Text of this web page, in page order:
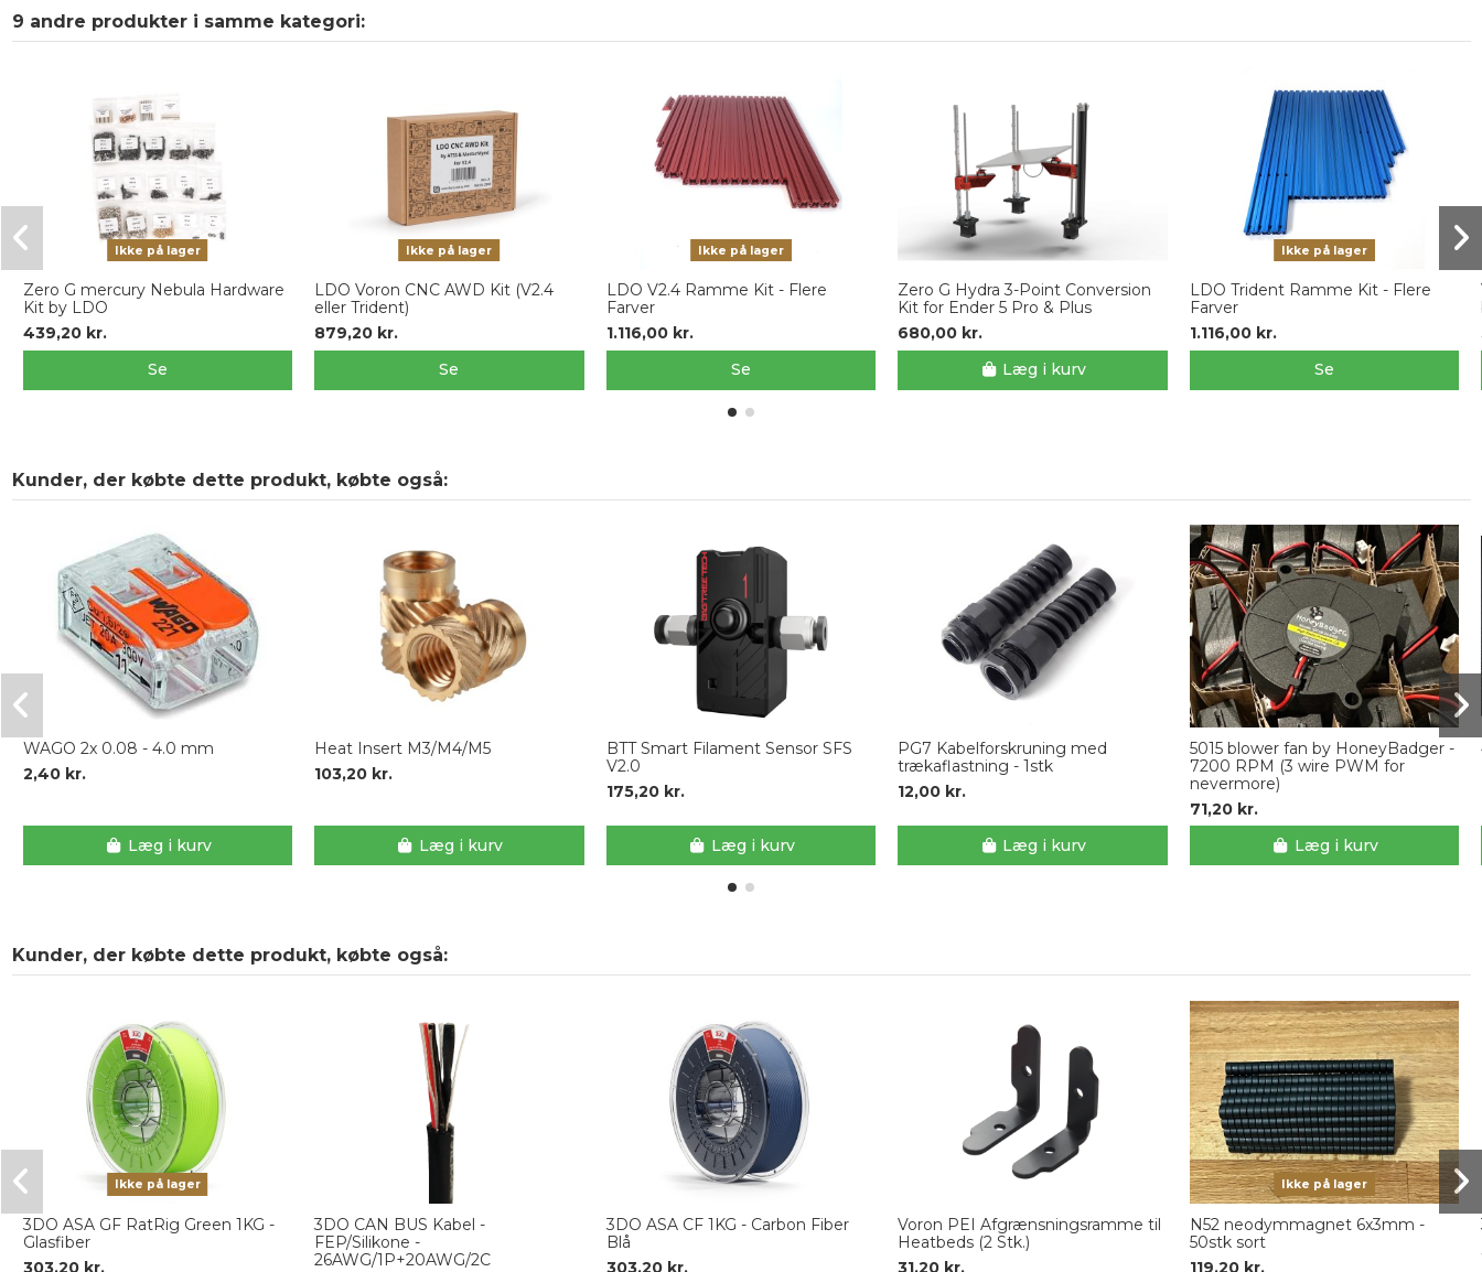
9 andre produkter i samme kategori:
Ikke på lager
Zero G mercury Nebula Hardware
Kit by LDO
439,20 kr.
Se
Ikke på lager
LDO Voron CNC AWD Kit (V2.4
eller Trident)
879,20 kr.
Se
Ikke på lager
LDO V2.4 Ramme Kit - Flere
Farver
1.116,00 kr.
Se
Zero G Hydra 3-Point Conversion
Kit for Ender 5 Pro & Plus
680,00 kr.
Læg i kurv
Ikke på lager
LDO Trident Ramme Kit - Flere
Farver
1.116,00 kr.
Se
Kunder, der købte dette produkt, købte også:
WAGO 2x 0.08 - 4.0 mm
2,40 kr.
Læg i kurv
Heat Insert M3/M4/M5
103,20 kr.
Læg i kurv
BTT Smart Filament Sensor SFS
V2.0
175,20 kr.
Læg i kurv
PG7 Kabelforskruning med
trækaflastning - 1stk
12,00 kr.
Læg i kurv
5015 blower fan by HoneyBadger -
7200 RPM (3 wire PWM for
nevermore)
71,20 kr.
Læg i kurv
Kunder, der købte dette produkt, købte også:
Ikke på lager
3DO ASA GF RatRig Green 1KG -
Glasfiber
303,20 kr.
3DO CAN BUS Kabel -
FEP/Silikone -
26AWG/1P+20AWG/2C
3DO ASA CF 1KG - Carbon Fiber
Blå
303,20 kr.
Voron PEI Afgrænsningsramme til
Heatbeds (2 Stk.)
31,20 kr.
Ikke på lager
N52 neodymmagnet 6x3mm -
50stk sort
119,20 kr.